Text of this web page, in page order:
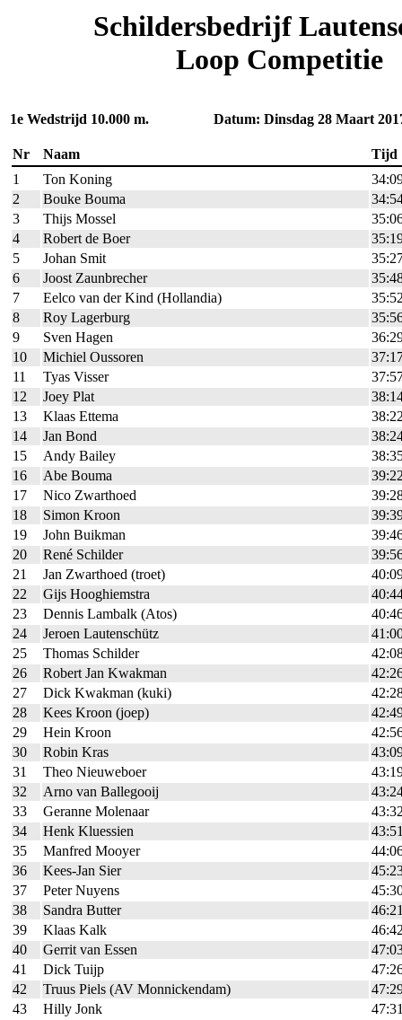
Schildersbedrijf
Loop Competitie
1e Wedstrijd 10.000 m. Datum: Dinsdag 28 Maart
Nr Naam
Tijd
1
Ton Koning
2
Bouke Bouma
3
Thijs Mossel
4
Robert de Boer
5
Johan Smit
6
Joost Zaunbrecher
7
Eelco van der Kind (Hollandia)
8
Roy Lagerburg
9
Sven Hagen
10
Michiel Oussoren
11
Tyas Visser
12
Joey Plat
13
Klaas Ettema
14
Jan Bond
15
Andy Bailey
16
Abe Bouma
17
Nico Zwarthoed
18
Simon Kroon
19
John Buikman
20
René Schilder
21
Jan Zwarthoed (troet)
22
Gijs Hooghiemstra
23
Dennis Lambalk (Atos)
24
Jeroen Lautenschütz
25
Thomas Schilder
26
Robert Jan Kwakman
27
Dick Kwakman (kuki)
28
Kees Kroon (joep)
29
Hein Kroon
30
Robin Kras
31
Theo Nieuweboer
32
Arno van Ballegooij
33
Geranne Molenaar
34
Henk Kluessien
35
Manfred Mooyer
36
Kees-Jan Sier
37
Peter Nuyens
38
Sandra Butter
39
Klaas Kalk
40
Gerrit van Essen
41
Dick Tuijp
42
Truus Piels (AV Monnickendam)
43
Hilly Jonk